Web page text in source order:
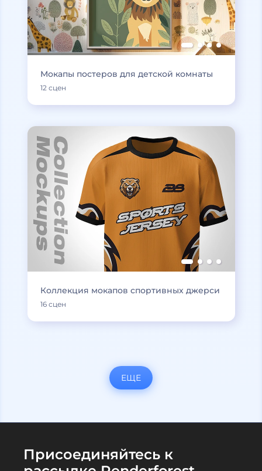
Мокапы постеров для детской комнаты
12 сцен
Коллекция мокапов спортивных джерси
16 сцен
ЕЩЕ
Присоединяйтесь к